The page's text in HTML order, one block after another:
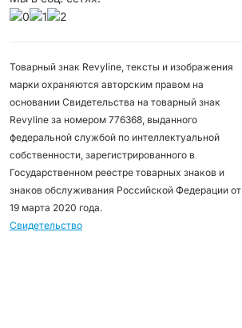
Товарный знак Revyline, тексты и изображения
марки охраняются авторским правом на
основании Свидетельства на товарный знак
Revyline за номером 776368, выданного
федеральной службой по интеллектуальной
собственности, зарегистрированного в
Государственном реестре товарных знаков и
знаков обслуживания Российской Федерации от
19 марта 2020 года.
Свидетельство